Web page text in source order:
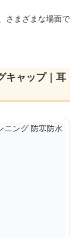
さまざまな場面で
キャップ｜耳